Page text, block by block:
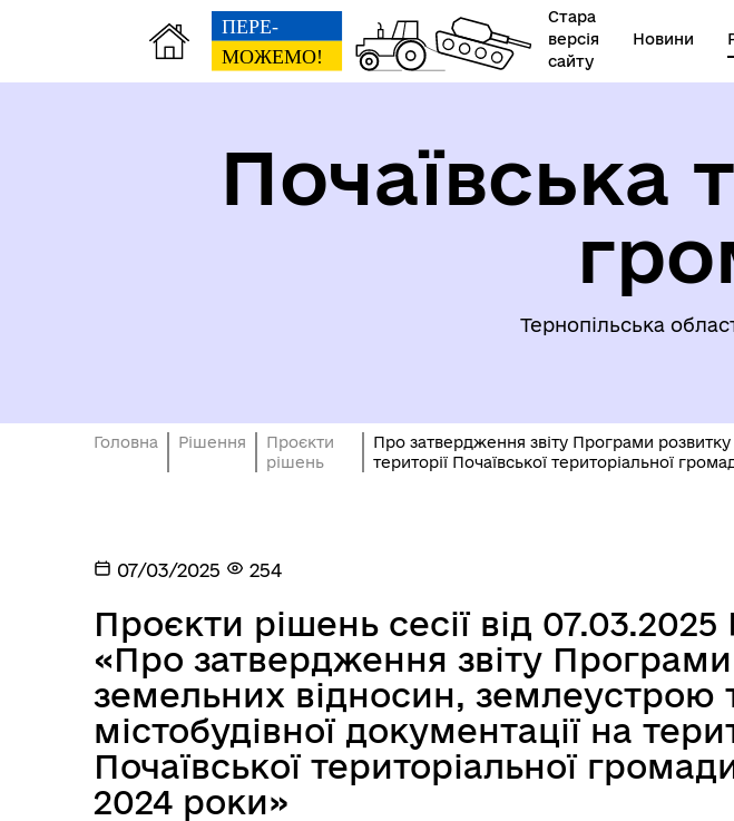
Стара
версія
сайту
Новини
Публічна інформація ПОЧАЇВ ТУРИСТИЧНИЙ
Почаївська
Тернопільська
Головна Рішення
Проєкти
рішень
Про затвердження звіту Програми
території Почаївської територіальної
07/03/2025 254
Проєкти рішень сесії від
«Про затвердження звіту
земельних відносин, землеустрою
містобудівної документації на
Почаївської територіальної
2024 роки»